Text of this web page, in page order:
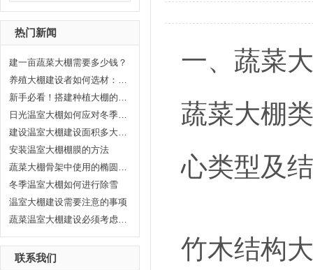
热门新闻
建一亩蔬菜大棚需要多少钱？
养殖大棚建设者如何选材：打造高...
新手必看！搭建种植大棚的6个关键...
日光温室大棚如何应对冬季气温
建设温室大棚建设面积多大合适?晟...
安装温室大棚棚膜的方法
蔬菜大棚骨架中使用的椭圆管有哪...
冬季温室大棚如何进行除雪
温室大棚建设需要注意的事项
蔬菜温室大棚建设必须考虑耐久性...
联系我们
一、蔬菜
蔬菜大棚
心类型及
竹木结构